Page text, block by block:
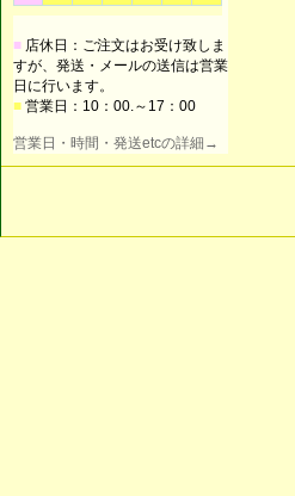
■ 店休日：ご注文はお受け致しま
すが、発送・メールの送信は営業
日に行います。
■ 営業日：10：00.～17：00
営業日・時間・発送etcの詳細→